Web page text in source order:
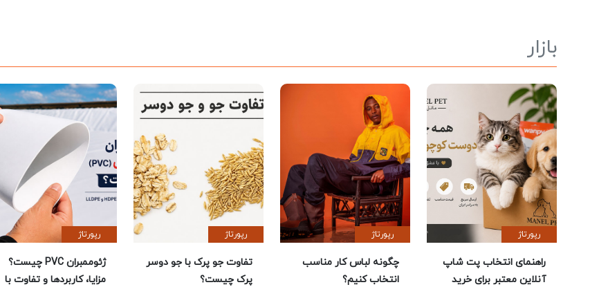
بازار
رپورتاژ
راهنمای انتخاب پت شاپ
آنلاین معتبر برای خرید
رپورتاژ
چگونه لباس کار مناسب
انتخاب کنیم؟
رپورتاژ
تفاوت جو پرک با جو دوسر
پرک چیست؟
رپورتاژ
ژئوممبران PVC چیست؟
مزایا، کاربردها و تفاوت با